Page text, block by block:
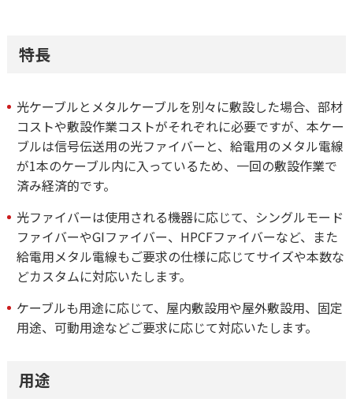
特長
光ケーブルとメタルケーブルを別々に敷設した場合、部材
コストや敷設作業コストがそれぞれに必要ですが、本ケー
ブルは信号伝送用の光ファイバーと、給電用のメタル電線
が1本のケーブル内に入っているため、一回の敷設作業で
済み経済的です。
光ファイバーは使用される機器に応じて、シングルモード
ファイバーやGIファイバー、HPCFファイバーなど、また
給電用メタル電線もご要求の仕様に応じてサイズや本数な
どカスタムに対応いたします。
ケーブルも用途に応じて、屋内敷設用や屋外敷設用、固定
用途、可動用途などご要求に応じて対応いたします。
用途